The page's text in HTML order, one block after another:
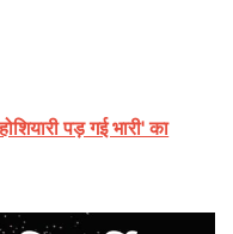
पड़ गई भारी' का